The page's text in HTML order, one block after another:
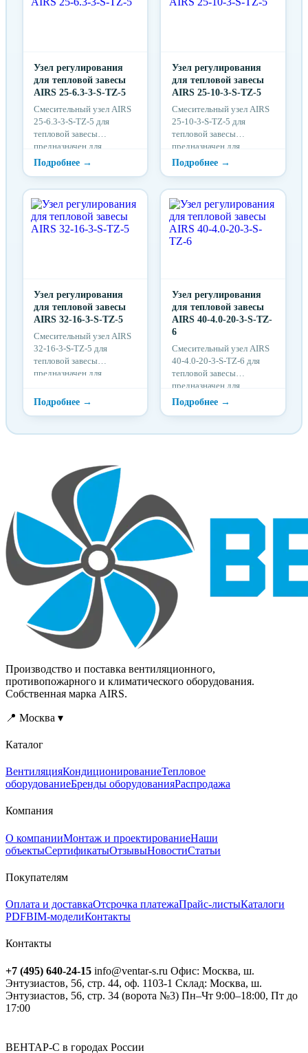
Узел регулирования
для тепловой завесы
AIRS 25-6.3-3-S-TZ-5
Cмесительный узел AIRS
25-6.3-3-S-TZ-5 для
тепловой завесы
предназначен для
совместной работы с
водяным калорифером в
Узел регулирования
для тепловой завесы
AIRS 25-10-3-S-TZ-5
Cмесительный узел AIRS
25-10-3-S-TZ-5 для
тепловой завесы
предназначен для
совместной работы с
водяным калорифером в
Узел регулирования
для тепловой завесы
AIRS 32-16-3-S-TZ-5
Cмесительный узел AIRS
32-16-3-S-TZ-5 для
тепловой завесы
предназначен для
водяным калорифером в
тепловой завесе.
Узел регулирования
для тепловой завесы
AIRS 40-4.0-20-3-S-TZ-
6
Cмесительный узел AIRS
40-4.0-20-3-S-TZ-6 для
тепловой завесы
предназначен для
совместной работы с
водяным калорифером в
Производство и поставка вентиляционного,
противопожарного и климатического оборудования.
Собственная марка AIRS.
📍 Москва ▾
Каталог
ВентиляцияКондиционированиеТепловое
оборудованиеБренды оборудованияРаспродажа
Компания
О компанииМонтаж и проектированиеНаши
объектыСертификатыОтзывыНовостиСтатьи
Покупателям
Оплата и доставкаОтсрочка платежаПрайс-листыКаталоги
PDFBIM-моделиКонтакты
Контакты
+7 (495) 640-24-15 info@ventar-s.ru Офис: Москва, ш.
Энтузиастов, 56, стр. 44, оф. 1103-1 Склад: Москва, ш.
Энтузиастов, 56, стр. 34 (ворота №3) Пн–Чт 9:00–18:00, Пт до
17:00
ВЕНТАР-С в городах России